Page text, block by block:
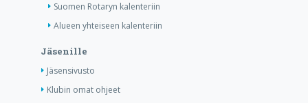
Suomen Rotaryn kalenteriin
Alueen yhteiseen kalenteriin
Jäsenille
Jäsensivusto
Klubin omat ohjeet